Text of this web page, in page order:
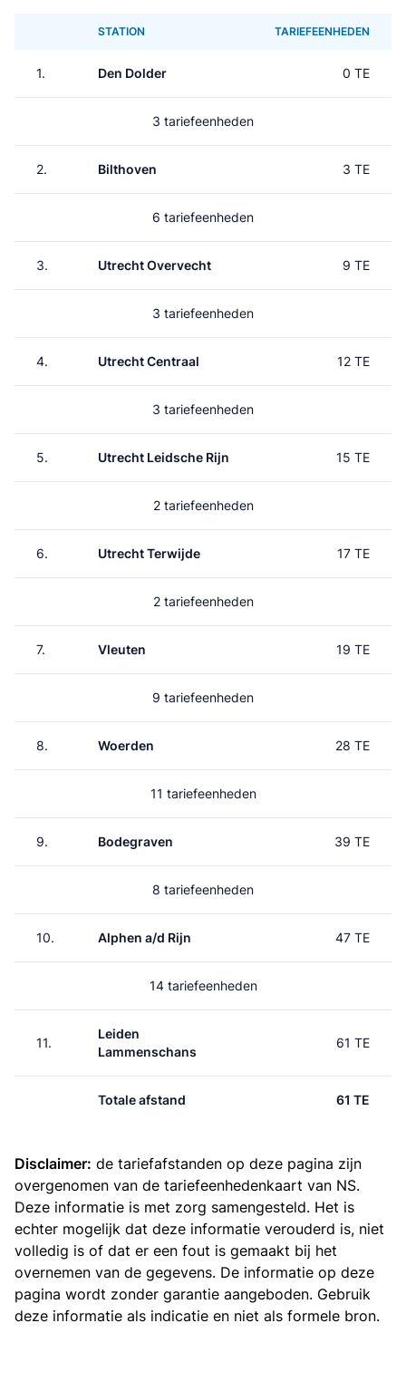
STATION TARIEFEENHEDEN
1. Den Dolder 0 TE
3 tariefeenheden
2. Bilthoven 3 TE
6 tariefeenheden
3. Utrecht Overvecht 9 TE
3 tariefeenheden
4. Utrecht Centraal 12 TE
3 tariefeenheden
5. Utrecht Leidsche Rijn 15 TE
2 tariefeenheden
6. Utrecht Terwijde 17 TE
2 tariefeenheden
7. Vleuten 19 TE
9 tariefeenheden
8. Woerden 28 TE
11 tariefeenheden
9. Bodegraven 39 TE
8 tariefeenheden
10. Alphen a/d Rijn 47 TE
14 tariefeenheden
11.
Leiden
Lammenschans
61 TE
Totale afstand 61 TE
Disclaimer: de tariefafstanden op deze pagina zijn
overgenomen van de tariefeenhedenkaart van NS.
Deze informatie is met zorg samengesteld. Het is
echter mogelijk dat deze informatie verouderd is, niet
volledig is of dat er een fout is gemaakt bij het
overnemen van de gegevens. De informatie op deze
pagina wordt zonder garantie aangeboden. Gebruik
deze informatie als indicatie en niet als formele bron.